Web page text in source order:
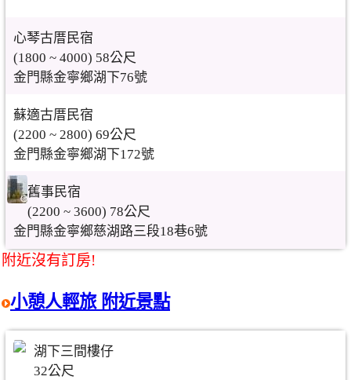
心琴古厝民宿
(1800 ~ 4000) 58公尺
金門縣金寧鄉湖下76號
蘇適古厝民宿
(2200 ~ 2800) 69公尺
金門縣金寧鄉湖下172號
舊事民宿
(2200 ~ 3600) 78公尺
金門縣金寧鄉慈湖路三段18巷6號
附近沒有訂房!
小憩人輕旅 附近景點
湖下三間樓仔
32公尺